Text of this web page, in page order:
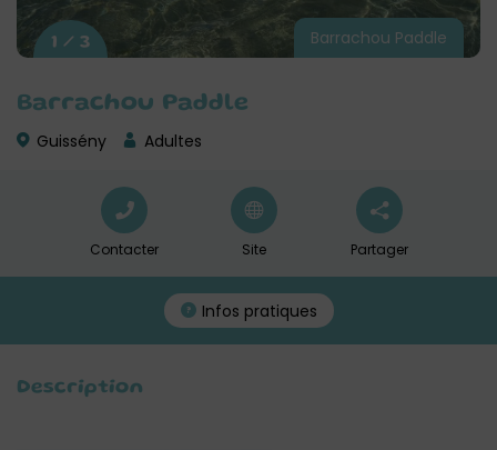
Barrachou Paddle
Guissény Adultes
Barrachou Paddle
1 / 3
Contacter Site Partager
Infos pratiques
Description